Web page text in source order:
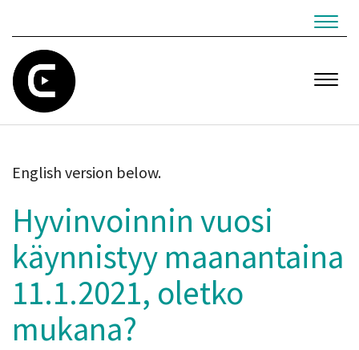
English version below.
Hyvinvoinnin vuosi
käynnistyy maanantaina
11.1.2021, oletko
mukana?